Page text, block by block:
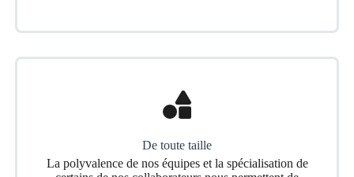
De toute taille
La polyvalence de nos équipes et la spécialisation de